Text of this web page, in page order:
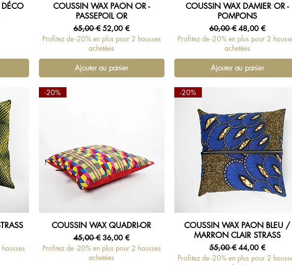
Aperçu rapide
COUSSIN WAX PAON OR -
PASSEPOIL OR
Prix original
65,00 €Prix promotionnel
52,00 €
Profitez de -20% en plus pour 2 housses
achetées
Ajouter au panier
Aperçu rapide
COUSSIN WAX DAMIER OR -
POMPONS
Prix original
60,00 € Prix promotionnel
48,00 €
Profitez de -20% en plus pour 2
achetées
Ajouter au panier
Aperçu rapide
-20%
COUSSIN WAX QUADRI-OR
Prix original
45,00 € Prix promotionnel
36,00 €
Profitez de -20% en plus pour 2 housses
achetées
Aperçu rapide
-20%
COUSSIN WAX PAON BLEU /
MARRON CLAIR STRASS
Prix original
55,00 € Prix promotionnel
44,00 €
Profitez de -20% en plus pour 2